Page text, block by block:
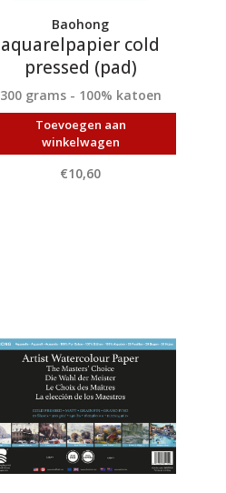
Baohong
aquarelpapier cold
pressed (pad)
300 grams - 100% katoen
Toevoegen aan
winkelwagen
€10,60